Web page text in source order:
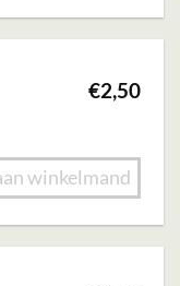
€2,50
winkelmand